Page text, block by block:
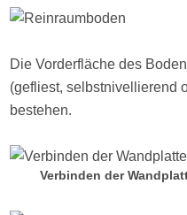
Die Vorderfläche des
(gefliest, selbstnivellierend
bestehen.
Verbinden der